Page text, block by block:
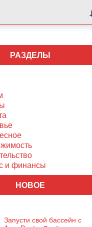
РАЗДЕЛЫ
и финансы
НОВОЕ
Запусти свой бассейн с